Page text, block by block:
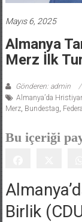
Mayıs 6, 2025
Almanya
Merz İlk
Gönderen: admin
Almanya’da
Merz, Bundestag
Bu içeriği
Birlik